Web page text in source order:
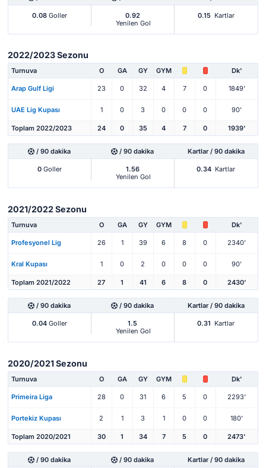
0.08Goller
0.92
Yenilen Gol
0.15 Kartlar
2022/2023 Sezonu
Turnuva O GA GY GYM Dk'
Arap Gulf Ligi 23 0 32 4 7 0 1849'
UAE Lig Kupası 1 0 3 0 0 0 90'
Toplam 2022/2023 24 0 35 4 7 0 1939'
/ 90 dakika / 90 dakika Kartlar / 90 dakika
0Goller
1.56
Yenilen Gol
0.34 Kartlar
2021/2022 Sezonu
Turnuva O GA GY GYM Dk'
Profesyonel Lig 26 1 39 6 8 0 2340'
Kral Kupası 1 0 2 0 0 0 90'
Toplam 2021/2022 27 1 41 6 8 0 2430'
/ 90 dakika / 90 dakika Kartlar / 90 dakika
0.04Goller
1.5
Yenilen Gol
0.31 Kartlar
2020/2021 Sezonu
Turnuva O GA GY GYM Dk'
Primeira Liga 28 0 31 6 5 0 2293'
Portekiz Kupası 2 1 3 1 0 0 180'
Toplam 2020/2021 30 1 34 7 5 0 2473'
/ 90 dakika / 90 dakika Kartlar / 90 dakika